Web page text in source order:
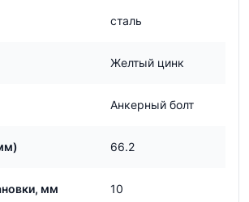
сталь
Желтый цинк
Анкерный болт
66.2
мм 10